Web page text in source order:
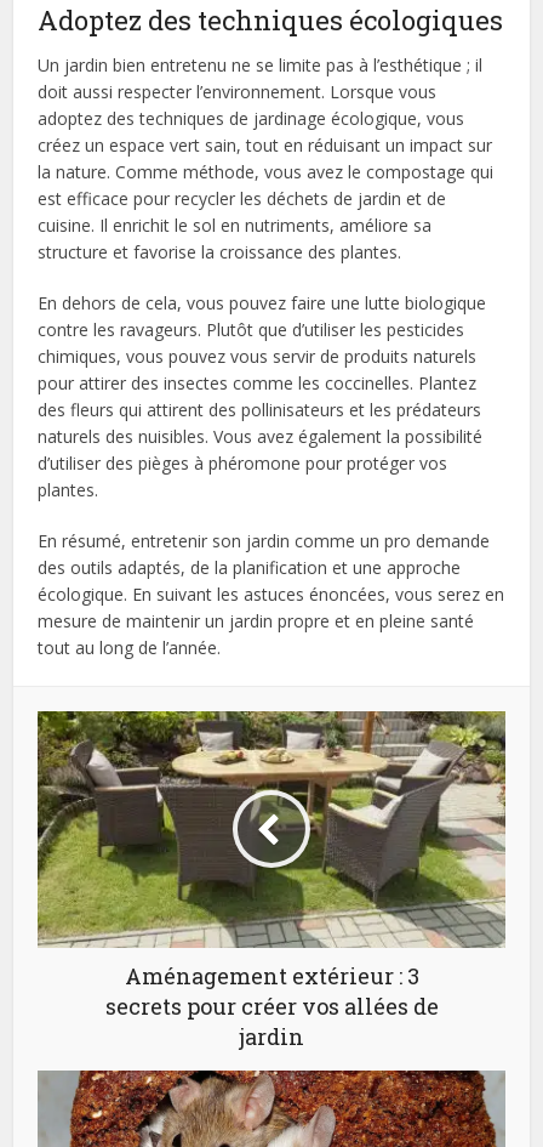
Adoptez des techniques écologiques
Un jardin bien entretenu ne se limite pas à l’esthétique ; il
doit aussi respecter l’environnement. Lorsque vous
adoptez des techniques de jardinage écologique, vous
créez un espace vert sain, tout en réduisant un impact sur
la nature. Comme méthode, vous avez le compostage qui
est efficace pour recycler les déchets de jardin et de
cuisine. Il enrichit le sol en nutriments, améliore sa
structure et favorise la croissance des plantes.
En dehors de cela, vous pouvez faire une lutte biologique
contre les ravageurs. Plutôt que d’utiliser les pesticides
chimiques, vous pouvez vous servir de produits naturels
pour attirer des insectes comme les coccinelles. Plantez
des fleurs qui attirent des pollinisateurs et les prédateurs
naturels des nuisibles. Vous avez également la possibilité
d’utiliser des pièges à phéromone pour protéger vos
plantes.
En résumé, entretenir son jardin comme un pro demande
des outils adaptés, de la planification et une approche
écologique. En suivant les astuces énoncées, vous serez en
mesure de maintenir un jardin propre et en pleine santé
tout au long de l’année.
Aménagement extérieur : 3
secrets pour créer vos allées de
jardin